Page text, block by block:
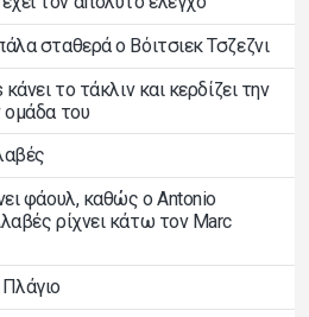
σταθερά ο Βόιτσιεκ Τσζεζνι
το τάκλιν και κερδίζει την
ομάδα του
φάουλ, καθώς ο Antonio
ρίχνει κάτω τον Marc